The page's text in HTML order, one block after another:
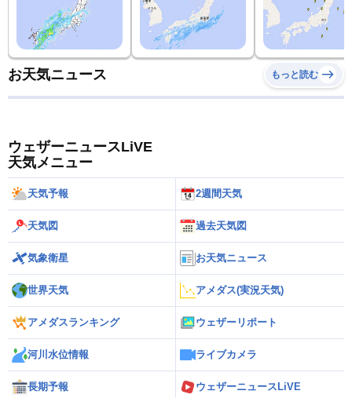
お天気ニュース もっと読む
ウェザーニュースLiVE
天気メニュー
天気予報 2週間天気
天気図 過去天気図
気象衛星 お天気ニュース
世界天気 アメダス(実況天気)
アメダスランキング ウェザーリポート
河川水位情報 ライブカメラ
長期予報 ウェザーニュースLiVE